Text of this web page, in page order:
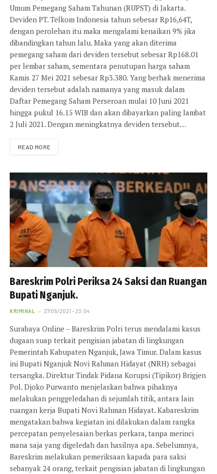
Umum Pemegang Saham Tahunan (RUPST) di Jakarta.
Deviden PT. Telkom Indonesia tahun sebesar Rp16,64T,
dengan perolehan itu maka mengalami kenaikan 9% jika
dibandingkan tahun lalu. Maka yang akan diterima
pemegang saham dari deviden tersebut sebesar Rp168.01
per lembar saham, sementara penutupan harga saham
Kamis 27 Mei 2021 sebesar Rp3.380. Yang berhak menerima
deviden tersebut adalah namanya yang masuk dalam
Daftar Pemegang Saham Perseroan mulai 10 Juni 2021
hingga pukul 16.15 WIB dan akan dibayarkan paling lambat
2 Juli 2021. Dengan meningkatnya deviden tersebut…
READ MORE
Bareskrim Polri Periksa 24 Saksi dan Ruangan
Bupati Nganjuk.
KRIMINAL 27/05/2021 - 23:04
Surabaya Online – Bareskrim Polri terus mendalami kasus
dugaan suap terkait pengisian jabatan di lingkungan
Pemerintah Kabupaten Nganjuk, Jawa Timur. Dalam kasus
ini Bupati Nganjuk Novi Rahman Hidayat (NRH) sebagai
tersangka. Direktur Tindak Pidana Korupsi (Tipikor) Brigjen
Pol. Djoko Purwanto menjelaskan bahwa pihaknya
melakukan penggeledahan di sejumlah titik, antara lain
ruangan kerja Bupati Novi Rahman Hidayat. Kabareskrim
mengatakan bahwa kegiatan ini dilakukan dalam rangka
percepatan penyelesaian berkas perkara, tanpa merinci
mana saja yang digeledah dan hasilnya apa. Sebelumnya,
Bareskrim melakukan pemeriksaan kapada para saksi
sebanyak 24 orang, terkait pengisian jabatan di lingkungan